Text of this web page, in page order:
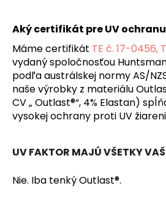
Aký certifikát pre UV
Máme certifikát TE č. 17-0456,
vydaný spoločnosťou
podľa austrálskej normy AS/
naše výrobky z materiálu
CV „ Outlast®“, 4% Elastan)
vysokej ochrany proti UV
UV FAKTOR MAJÚ VŠETKY
Nie. Iba tenký Outlast®.